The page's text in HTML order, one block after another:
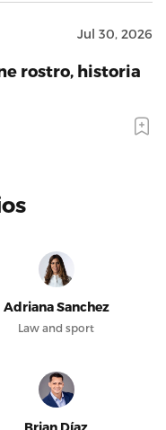
Jul 30, 2026
rostro, historia
Adriana Sanchez
Law and sport
Brian Díaz